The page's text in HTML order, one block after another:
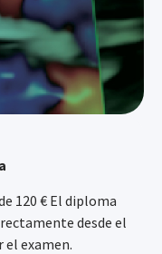
120 € El diploma
desde el
examen.